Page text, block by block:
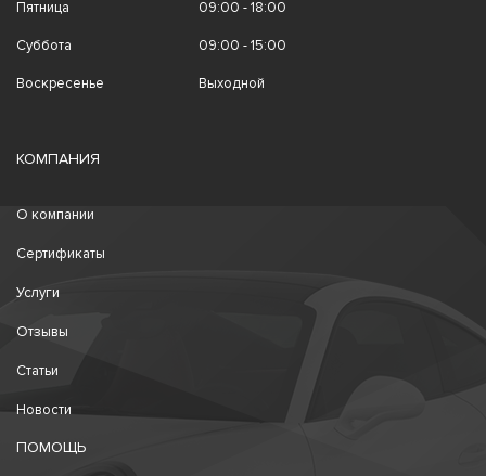
Пятница 09:00 - 18:00
Суббота 09:00 - 15:00
Воскресенье Выходной
КОМПАНИЯ
О компании
Сертификаты
Услуги
Отзывы
Статьи
Новости
ПОМОЩЬ